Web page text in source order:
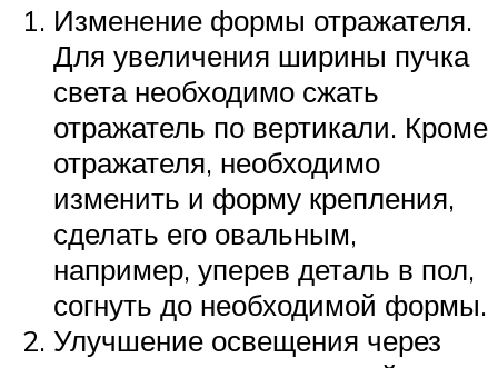
Изменение формы отражателя.
Для увеличения ширины пучка
света необходимо сжать
отражатель по вертикали. Кроме
отражателя, необходимо
изменить и форму крепления,
сделать его овальным,
например, уперев деталь в пол,
согнуть до необходимой формы.
Улучшение освещения через